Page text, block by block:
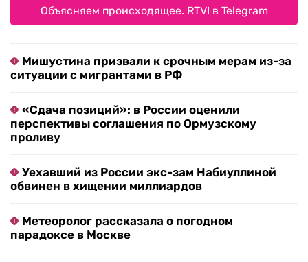
Объясняем происходящее. RTVI в Telegram
Мишустина призвали к срочным мерам из-за
ситуации с мигрантами в РФ
«Сдача позиций»: в России оценили
перспективы соглашения по Ормузскому
проливу
Уехавший из России экс-зам Набиуллиной
обвинен в хищении миллиардов
Метеоролог рассказала о погодном
парадоксе в Москве